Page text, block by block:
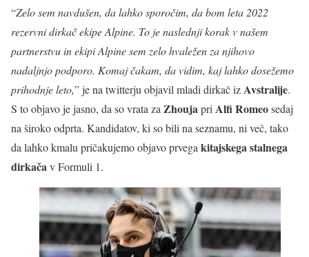
“Zelo sem navdušen, da lahko sporočim, da bom leta 2022
rezervni dirkač ekipe Alpine. To je naslednji korak v našem
partnerstvu in ekipi Alpine sem zelo hvaležen za njihovo
nadaljnjo podporo. Komaj čakam, da vidim, kaj lahko dosežemo
prihodnje leto,” je na twitterju objavil mladi dirkač iz Avstralije.
S to objavo je jasno, da so vrata za Zhouja pri Alfi Romeosedaj
na široko odprta. Kandidatov, ki so bili na seznamu, ni več, tako
da lahko kmalu pričakujemo objavo prvega kitajskega stalnega
dirkača v Formuli 1.